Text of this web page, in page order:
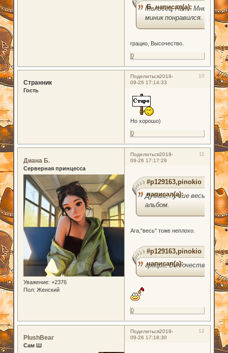
Б. написал(а):
Молодец, Пино. Мне
миник понравился.
грацио, Высочество.
0
Поделиться 10
2019-
09-26 17:14:33
Странник
Гость
Но хорошо)
0
Поделиться 11
2019-
09-26 17:17:29
Диана Б.
Серверная принцесса
Уважение: +2376
Пол: Женский
#p129163,pinokio
написал(а):
Думаю, лучше весь
альбом.
Ага,"весь" тоже неплохо.
#p129163,pinokio
написал(а):
грацио, Высочество.
0
Поделиться 12
2019-
09-26 17:18:30
PlushBear
Сам Ш